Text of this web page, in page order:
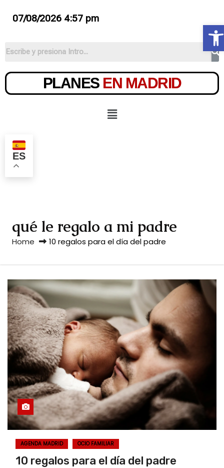
07/08/2026 4:57 pm
PLANES EN MADRID
ES
qué le regalo a mi padre
Home 10 regalos para el día del padre
AGENDA MADRID OCIO FAMILIAR
10 regalos para el día del padre